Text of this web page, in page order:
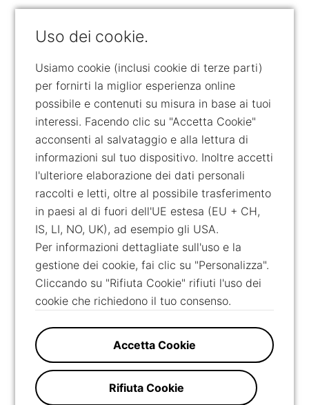
Uso dei cookie.
Usiamo cookie (inclusi cookie di terze parti)
per fornirti la miglior esperienza online
possibile e contenuti su misura in base ai tuoi
interessi. Facendo clic su "Accetta Cookie"
acconsenti al salvataggio e alla lettura di
informazioni sul tuo dispositivo. Inoltre accetti
l'ulteriore elaborazione dei dati personali
raccolti e letti, oltre al possibile trasferimento
in paesi al di fuori dell'UE estesa (EU + CH,
IS, LI, NO, UK), ad esempio gli USA.
Per informazioni dettagliate sull'uso e la
gestione dei cookie, fai clic su "Personalizza".
Cliccando su "Rifiuta Cookie" rifiuti l'uso dei
cookie che richiedono il tuo consenso.
Rifiuta Cookie
Accetta Cookie